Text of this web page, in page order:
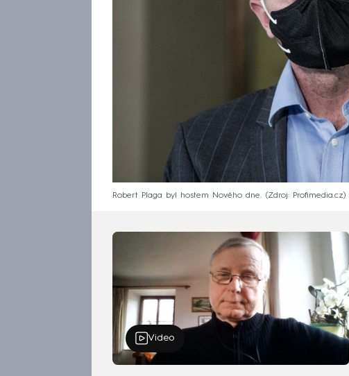
Robert Plaga byl hostem Nového dne. Zdroj: Profimedia.cz
Video